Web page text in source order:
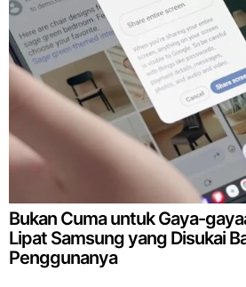
Bukan Cuma untuk Gaya-
Lipat Samsung yang Disukai
Penggunanya